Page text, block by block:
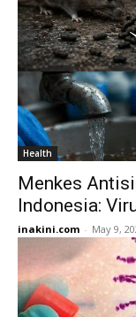
Health
Menkes
Indonesia:
inakini.com - May 9,